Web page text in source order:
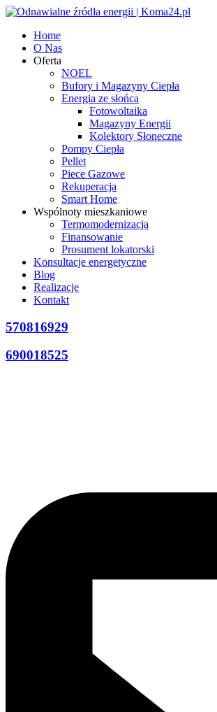
Home
O Nas
Oferta
NOEL
Bufory i Magazyny Ciepła
Energia ze słońca
Fotowoltaika
Magazyny Energii
Kolektory Słoneczne
Pompy Ciepła
Pellet
Piece Gazowe
Rekuperacja
Smart Home
Wspólnoty mieszkaniowe
Termomodernizacja
Finansowanie
Prosument lokatorski
Konsultacje energetyczne
Blog
Realizacje
Kontakt
570816929
690018525